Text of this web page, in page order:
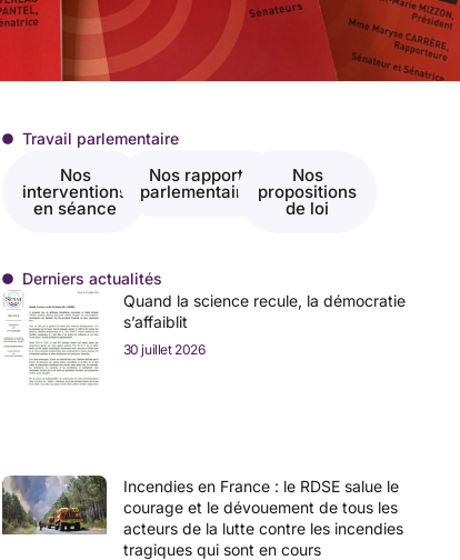
Travail parlementaire
Nos
interventions
en séance
Nos rapports
parlementaires
Nos
propositions
de loi
Derniers actualités
Quand la science recule, la démocratie
s’affaiblit
30 juillet 2026
Incendies en France : le RDSE salue le
courage et le dévouement de tous les
acteurs de la lutte contre les incendies
tragiques qui sont en cours